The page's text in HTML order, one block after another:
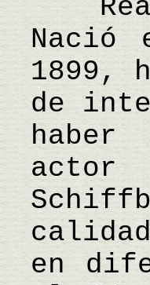
Nació
1899,
de
haber
actor
en